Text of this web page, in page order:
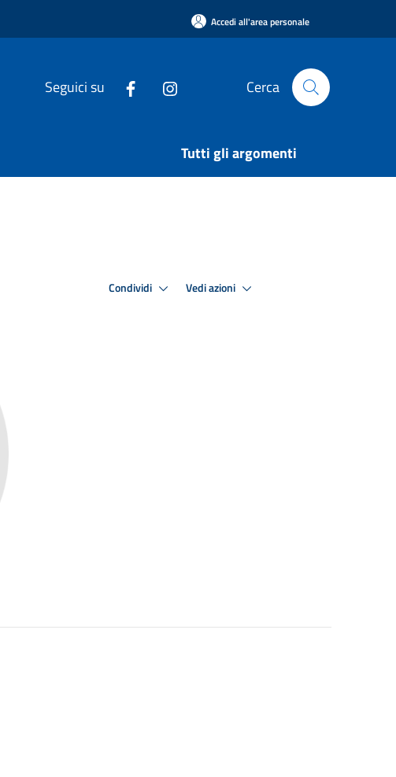
Accedi all'area personale
Seguici su Cerca
Tutti gli argomenti
Condividi Vedi azioni